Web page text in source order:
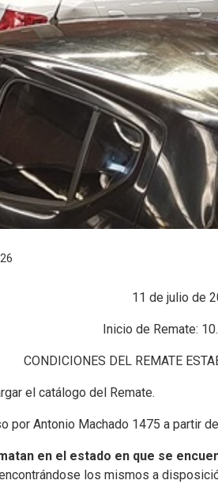
11 de julio de
Inicio de Remate:
CONDICIONES DEL REMATE
el catálogo del Remate.
por Antonio Machado 1475 a partir
en el estado en que se
los mismos a